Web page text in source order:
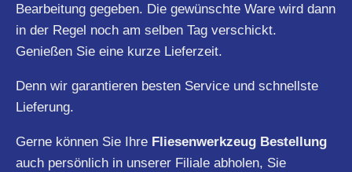
Bearbeitung gegeben. Die gewünschte Ware wird dann
in der Regel noch am selben Tag verschickt.
Genießen Sie eine kurze Lieferzeit.
Denn wir garantieren besten Service und schnellste
Lieferung.
Gerne können Sie Ihre Fliesenwerkzeug Bestellung
auch persönlich in unserer Filiale abholen, Sie